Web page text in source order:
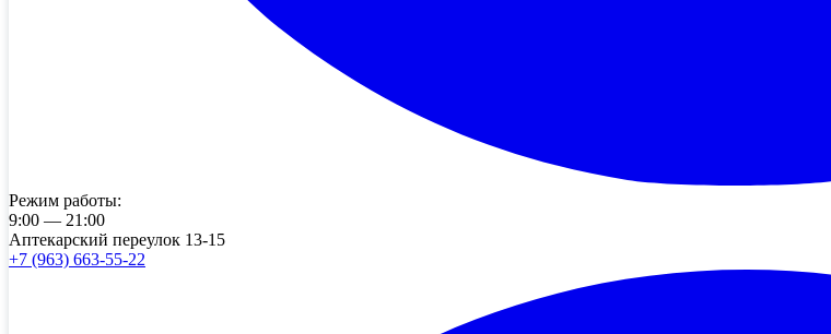
Режим работы:
9:00 — 21:00
Аптекарский переулок 13-15
+7 (963) 663-55-22